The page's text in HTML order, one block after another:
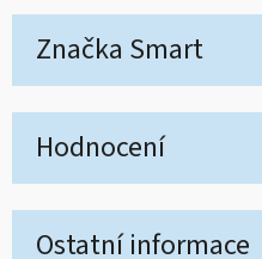
Značka Smart
Hodnocení
Ostatní informace